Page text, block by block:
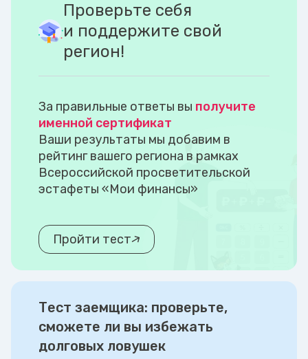
Проверьте себя
и поддержите свой
регион!
За правильные ответы вы получите
именной сертификат
Ваши результаты мы добавим в
рейтинг вашего региона в рамках
Всероссийской просветительской
эстафеты «Мои финансы»
Пройти тест
Тест заемщика: проверьте,
сможете ли вы избежать
долговых ловушек